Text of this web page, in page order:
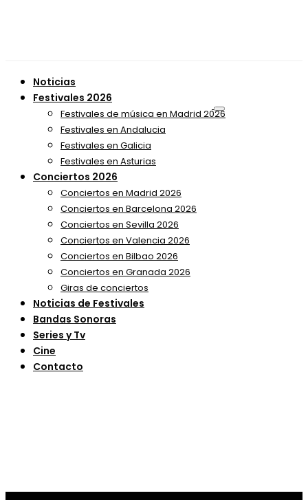
Noticias
Festivales 2026
Festivales de música en Madrid 2026
Festivales en Andalucia
Festivales en Galicia
Festivales en Asturias
Conciertos 2026
Conciertos en Madrid 2026
Conciertos en Barcelona 2026
Conciertos en Sevilla 2026
Conciertos en Valencia 2026
Conciertos en Bilbao 2026
Conciertos en Granada 2026
Giras de conciertos
Noticias de Festivales
Bandas Sonoras
Series y Tv
Cine
Contacto